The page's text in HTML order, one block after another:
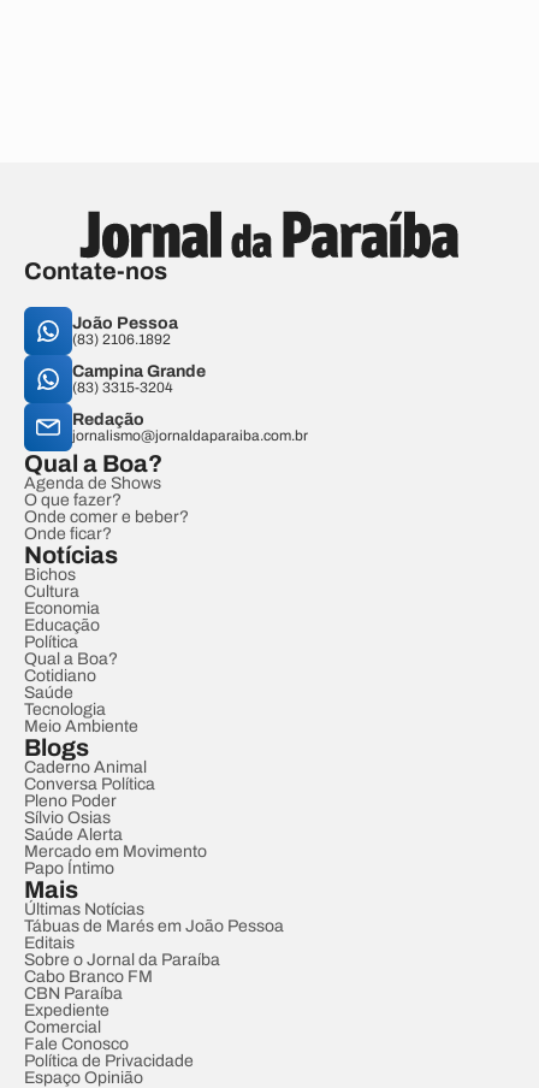
Contate-nos
João Pessoa
(83) 2106.1892
Campina Grande
(83) 3315-3204
Redação
jornalismo@jornaldaparaiba.com.br
Qual a Boa?
Agenda de Shows
O que fazer?
Onde comer e beber?
Onde ficar?
Notícias
Bichos
Cultura
Economia
Educação
Política
Qual a Boa?
Cotidiano
Saúde
Tecnologia
Meio Ambiente
Blogs
Caderno Animal
Conversa Política
Pleno Poder
Sílvio Osias
Saúde Alerta
Mercado em Movimento
Papo Íntimo
Mais
Últimas Notícias
Tábuas de Marés em João Pessoa
Editais
Sobre o Jornal da Paraíba
Cabo Branco FM
CBN Paraíba
Expediente
Comercial
Fale Conosco
Política de Privacidade
Espaço Opinião